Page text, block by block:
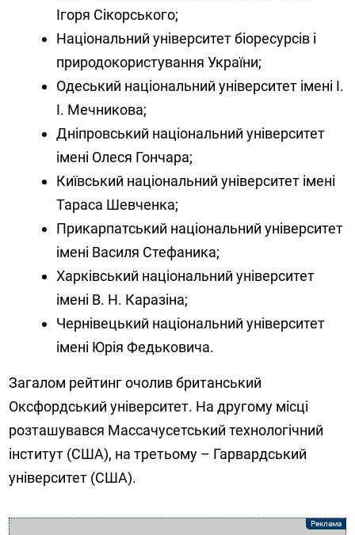
Ігоря Сікорського;
Національний університет біоресурсів і
природокористування України;
Одеський національний університет імені І.
І. Мечникова;
Дніпровський національний університет
імені Олеся Гончара;
Київський національний університет імені
Тараса Шевченка;
Прикарпатський національний університет
імені Василя Стефаника;
Харківський національний університет
імені В. Н. Каразіна;
Чернівецький національний університет
імені Юрія Федьковича.
Загалом рейтинг очолив британський
Оксфордський університет. На другому місці
розташувався Массачусетський технологічний
інститут (США), на третьому – Гарвардський
університет (США).